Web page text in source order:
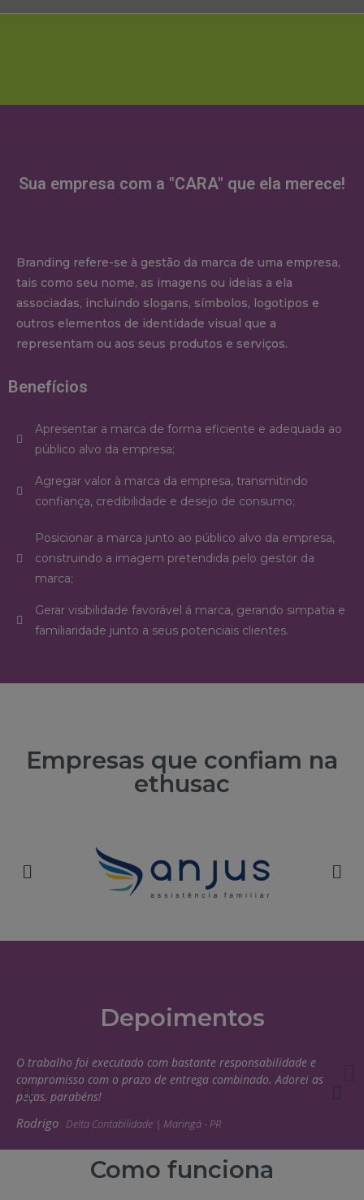
Sua empresa com a "CARA" que ela merece!
Branding refere-se à gestão da marca de uma empresa,
tais como seu nome, as imagens ou ideias a ela
associadas, incluindo slogans, símbolos, logotipos e
outros elementos de identidade visual que a
representam ou aos seus produtos e serviços.
Benefícios
Apresentar a marca de forma eficiente e adequada ao
público alvo da empresa;
Agregar valor à marca da empresa, transmitindo
confiança, credibilidade e desejo de consumo;
Posicionar a marca junto ao público alvo da empresa,
construindo a imagem pretendida pelo gestor da
marca;
Gerar visibilidade favorável á marca, gerando simpatia e
familiaridade junto a seus potenciais clientes.
Empresas que confiam na
ethusac
Depoimentos
O trabalho foi executado com bastante responsabilidade e
compromisso com o prazo de entrega combinado. Adorei as
peças, parabéns!
Rodrigo Delta Contabilidade | Maringá - PR
Como funciona